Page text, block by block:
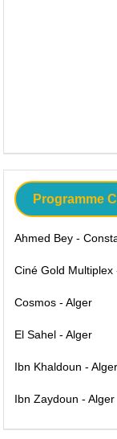
Programme
Ahmed Bey -
Ciné Gold Multiplex
Cosmos - Alger
El Sahel - Alger
Ibn Khaldoun - Alger
Ibn Zaydoun - Alger